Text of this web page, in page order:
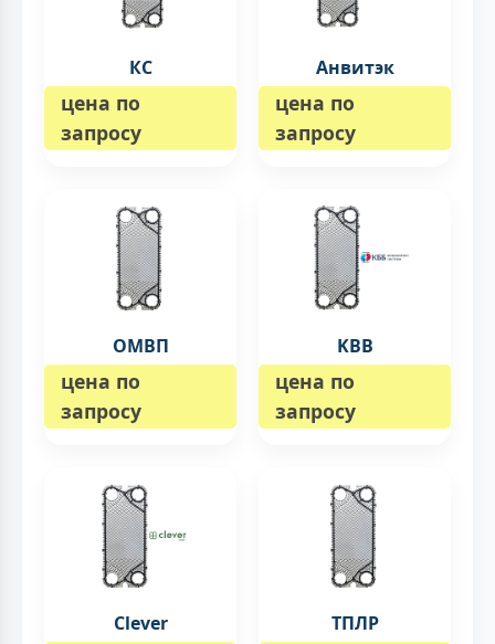
КС
цена по
запросу
Анвитэк
цена по
запросу
ОМВП
цена по
запросу
KBB
цена по
запросу
Clever ТПЛР